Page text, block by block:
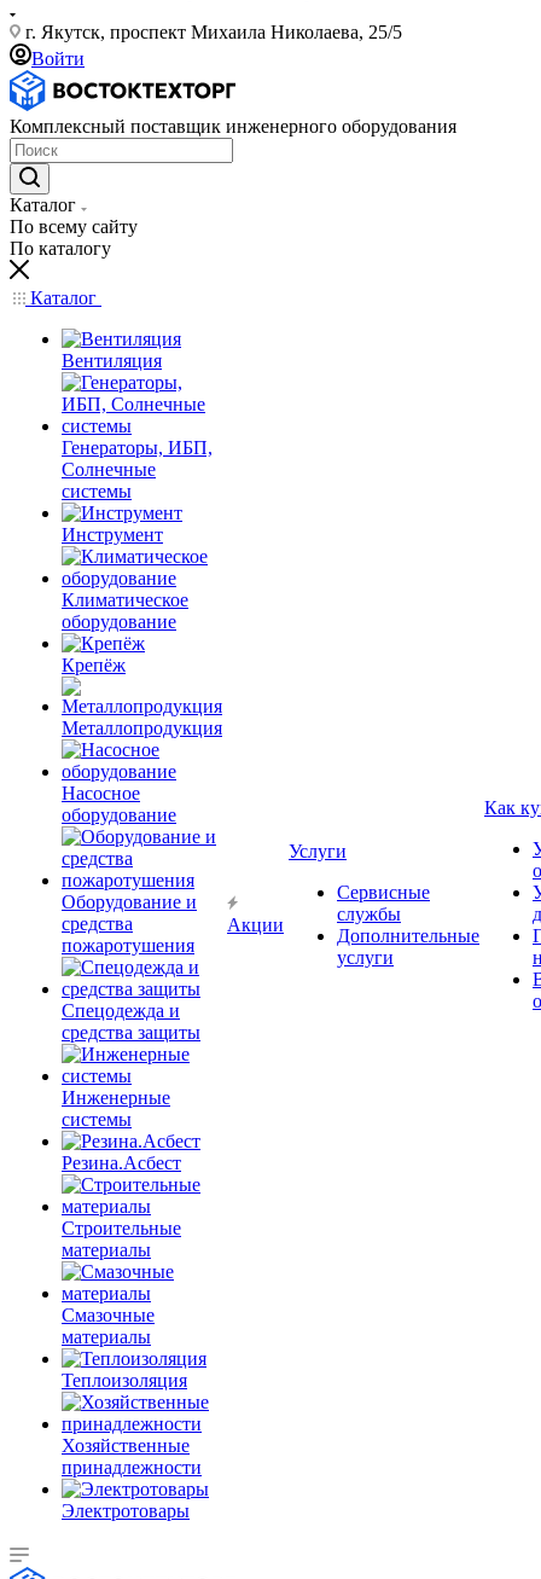
г. Якутск, проспект Михаила Николаева, 25/5
Войти
Комплексный поставщик инженерного оборудования
Каталог
По всему сайту
По каталогу
Каталог
Вентиляция
Генераторы, ИБП,
Солнечные
системы
Инструмент
Климатическое
оборудование
Крепёж
Металлопродукция
Насосное
оборудование
Оборудование и
средства
пожаротушения
Спецодежда и
средства защиты
Инженерные
системы
Резина.Асбест
Строительные
материалы
Смазочные
материалы
Теплоизоляция
Хозяйственные
принадлежности
Электротовары
Акции
Услуги
Сервисные
службы
Дополнительные
услуги
Как